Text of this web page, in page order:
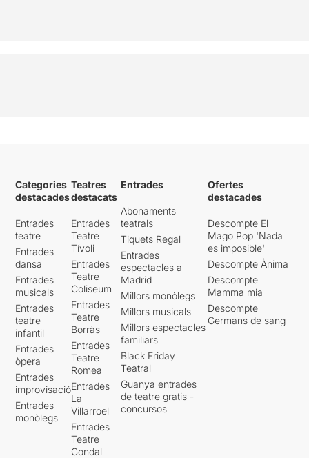
Categories
destacades
Entrades
teatre
Entrades
dansa
Entrades
musicals
Entrades
teatre
infantil
Entrades
òpera
Entrades
improvisació
Entrades
monòlegs
Teatres
destacats
Entrades
Teatre
Tívoli
Entrades
Teatre
Coliseum
Entrades
Teatre
Borràs
Entrades
Teatre
Romea
Entrades
La
Villarroel
Entrades
Teatre
Condal
Entrades
Abonaments
teatrals
Tiquets Regal
Entrades
espectacles a
Madrid
Millors monòlegs
Millors musicals
Millors espectacles
familiars
Black Friday
Teatral
Guanya entrades
de teatre gratis -
concursos
Ofertes
destacades
Descompte El
Mago Pop 'Nada
es imposible'
Descompte Ànima
Descompte
Mamma mia
Descompte
Germans de sang